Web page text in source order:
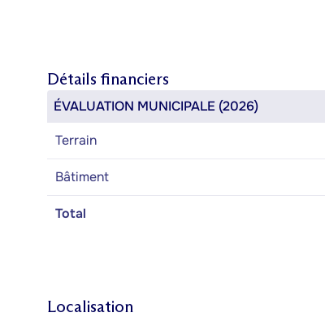
Détails financiers
ÉVALUATION MUNICIPALE (2026)
Terrain
Bâtiment
Total
Localisation